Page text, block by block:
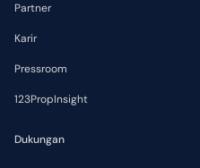
Partner
Karir
Pressroom
123PropInsight
Dukungan